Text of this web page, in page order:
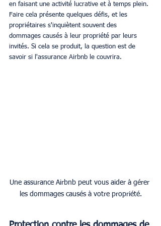
en faisant une activité lucrative et à temps plein.
Faire cela présente quelques défis, et les
propriétaires s'inquiètent souvent des
dommages causés à leur propriété par leurs
invités. Si cela se produit, la question est de
savoir si l'assurance Airbnb le couvrira.
Une assurance Airbnb peut vous aider à gérer
les dommages causés à votre propriété.